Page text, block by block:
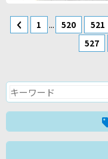
1 ... 520 521
527